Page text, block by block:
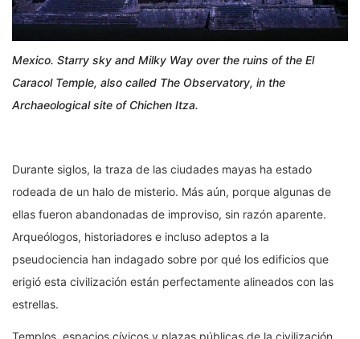
Mexico. Starry sky and Milky Way over the ruins of the El
Caracol Temple, also called The Observatory, in the
Archaeological site of Chichen Itza.
Durante siglos, la traza de las ciudades mayas ha estado
rodeada de un halo de misterio. Más aún, porque algunas de
ellas fueron abandonadas de improviso, sin razón aparente.
Arqueólogos, historiadores e incluso adeptos a la
pseudociencia han indagado sobre por qué los edificios que
erigió esta civilización están perfectamente alineados con las
estrellas.
Templos, espacios cívicos y plazas públicas de la civilización